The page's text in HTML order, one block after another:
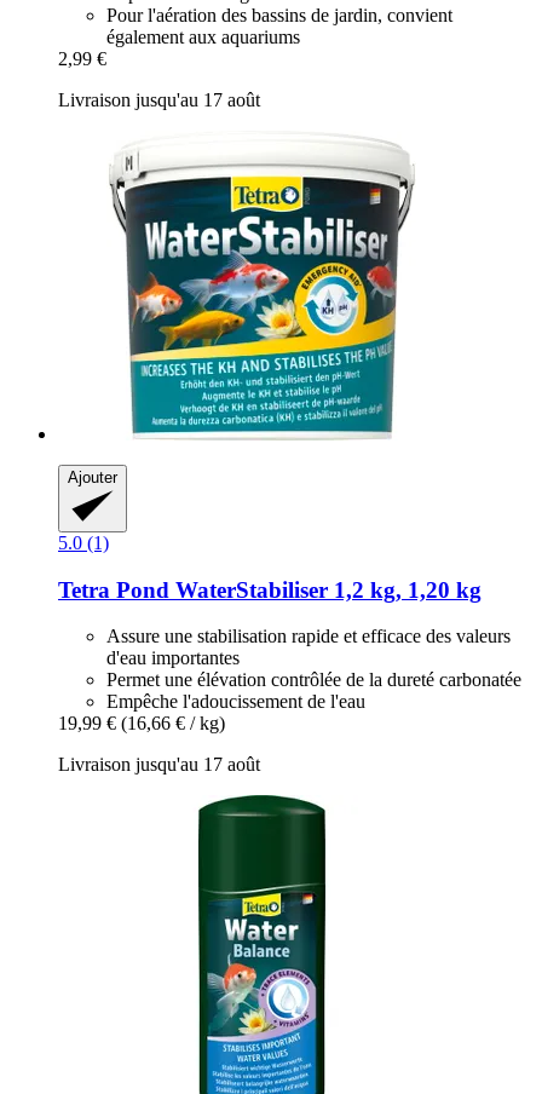
Pour l'aération des bassins de jardin, convient
également aux aquariums
2,99 €
Livraison jusqu'au 17 août
Ajouter
5.0 (1)
Tetra Pond WaterStabiliser 1,2 kg, 1,20 kg
Assure une stabilisation rapide et efficace des valeurs
d'eau importantes
Permet une élévation contrôlée de la dureté carbonatée
Empêche l'adoucissement de l'eau
19,99 € (16,66 € / kg)
Livraison jusqu'au 17 août